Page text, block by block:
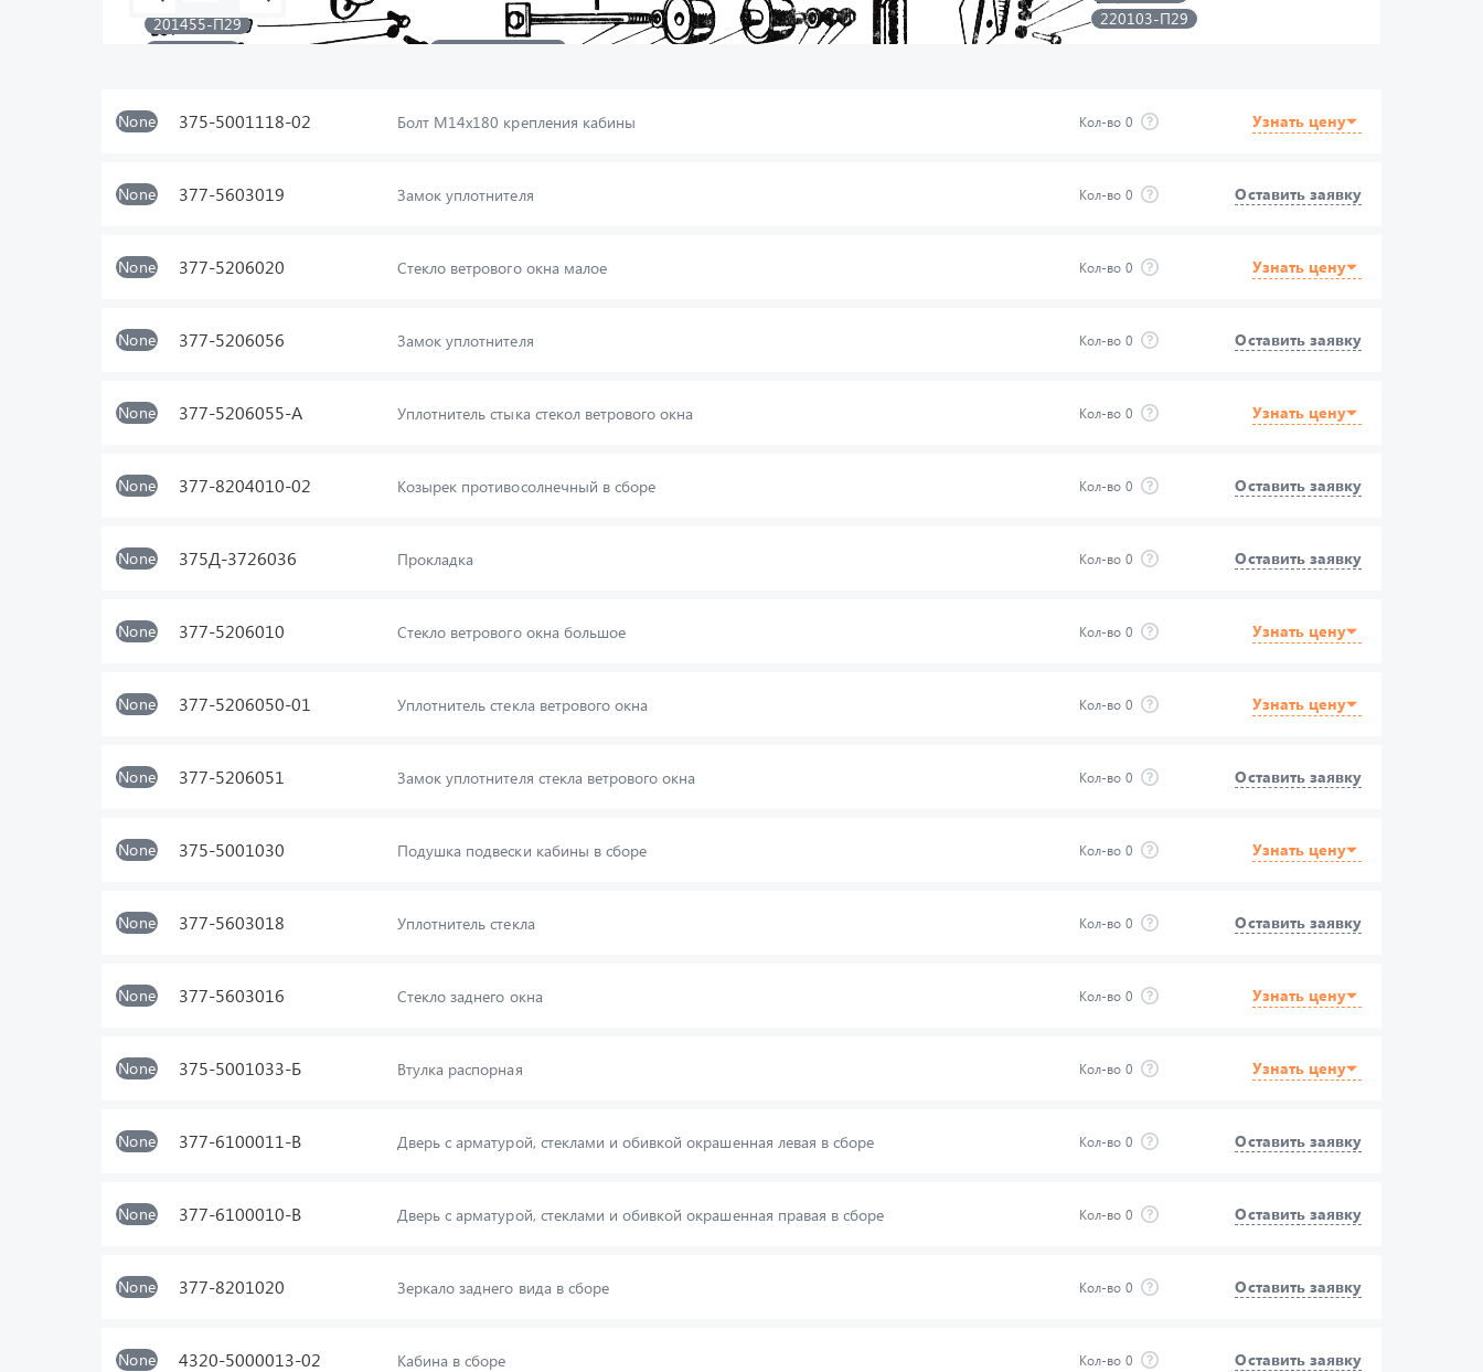
375-5001118-02
220103-П29
252135-П2
201455-П29
None 375-5001118-02 Болт М14х180 крепления кабины Кол-во 0 Узнать цену
None 377-5603019 Замок уплотнителя Кол-во 0 Оставить заявку
None 377-5206020 Стекло ветрового окна малое Кол-во 0 Узнать цену
None 377-5206056 Замок уплотнителя Кол-во 0 Оставить заявку
None 377-5206055-А Уплотнитель стыка стекол ветрового окна Кол-во 0 Узнать цену
None 377-8204010-02 Козырек противосолнечный в сборе Кол-во 0 Оставить заявку
None 375Д-3726036 Прокладка Кол-во 0 Оставить заявку
None 377-5206010 Стекло ветрового окна большое Кол-во 0 Узнать цену
None 377-5206050-01 Уплотнитель стекла ветрового окна Кол-во 0 Узнать цену
None 377-5206051 Замок уплотнителя стекла ветрового окна Кол-во 0 Оставить заявку
None 375-5001030 Подушка подвески кабины в сборе Кол-во 0 Узнать цену
None 377-5603018 Уплотнитель стекла Кол-во 0 Оставить заявку
None 377-5603016 Стекло заднего окна Кол-во 0 Узнать цену
None 375-5001033-Б Втулка распорная Кол-во 0 Узнать цену
None 377-6100011-В Дверь с арматурой, стеклами и обивкой окрашенная левая в сборе Кол-во 0 Оставить заявку
None 377-6100010-В Дверь с арматурой, стеклами и обивкой окрашенная правая в сборе Кол-во 0 Оставить заявку
None 377-8201020 Зеркало заднего вида в сборе Кол-во 0 Оставить заявку
None 4320-5000013-02 Кабина в сборе Кол-во 0 Оставить заявку